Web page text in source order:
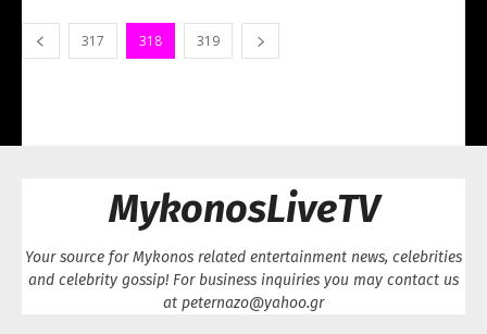
317 318 319
MykonosLiveTV
Your source for Mykonos related entertainment news, celebrities
and celebrity gossip! For business inquiries you may contact us
at peternazo@yahoo.gr